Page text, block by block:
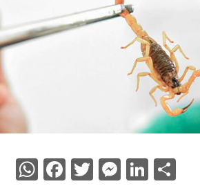
WhatsApp
Facebook
Twitter